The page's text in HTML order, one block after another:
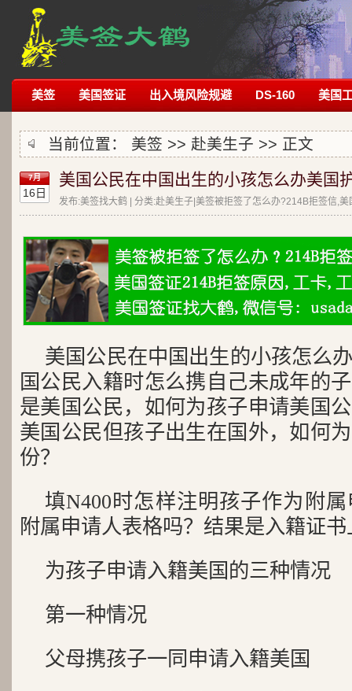
美签 美国签证 出入境风险规避 DS-160 美国
当前位置： 美签 >> 赴美生子 >> 正文
7月
16日
美国公民在中国出生的小孩怎么办美国
发布:美签找大鹤 | 分类:赴美生子|美签被拒签了怎么办?214B拒签信,
美国公民在中国出生的小孩怎么
国公民入籍时怎么携自己未成年的
是美国公民，如何为孩子申请美国
美国公民但孩子出生在国外，如何
份？
填N400时怎样注明孩子作为附
附属申请人表格吗？结果是入籍证
为孩子申请入籍美国的三种情况
第一种情况
父母携孩子一同申请入籍美国